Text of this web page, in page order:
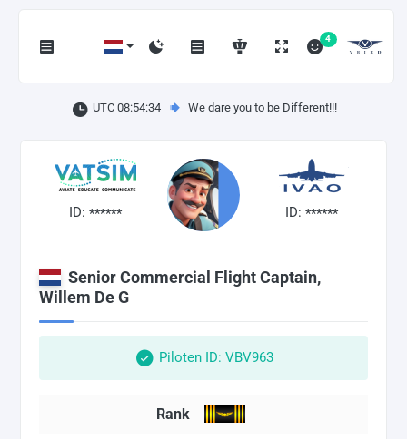
4
UTC 08:54:35 We dare you to be Different!!!
ID: ****** ID: ******
Senior Commercial Flight Captain,
Willem De G
Piloten ID: VBV963
Rank